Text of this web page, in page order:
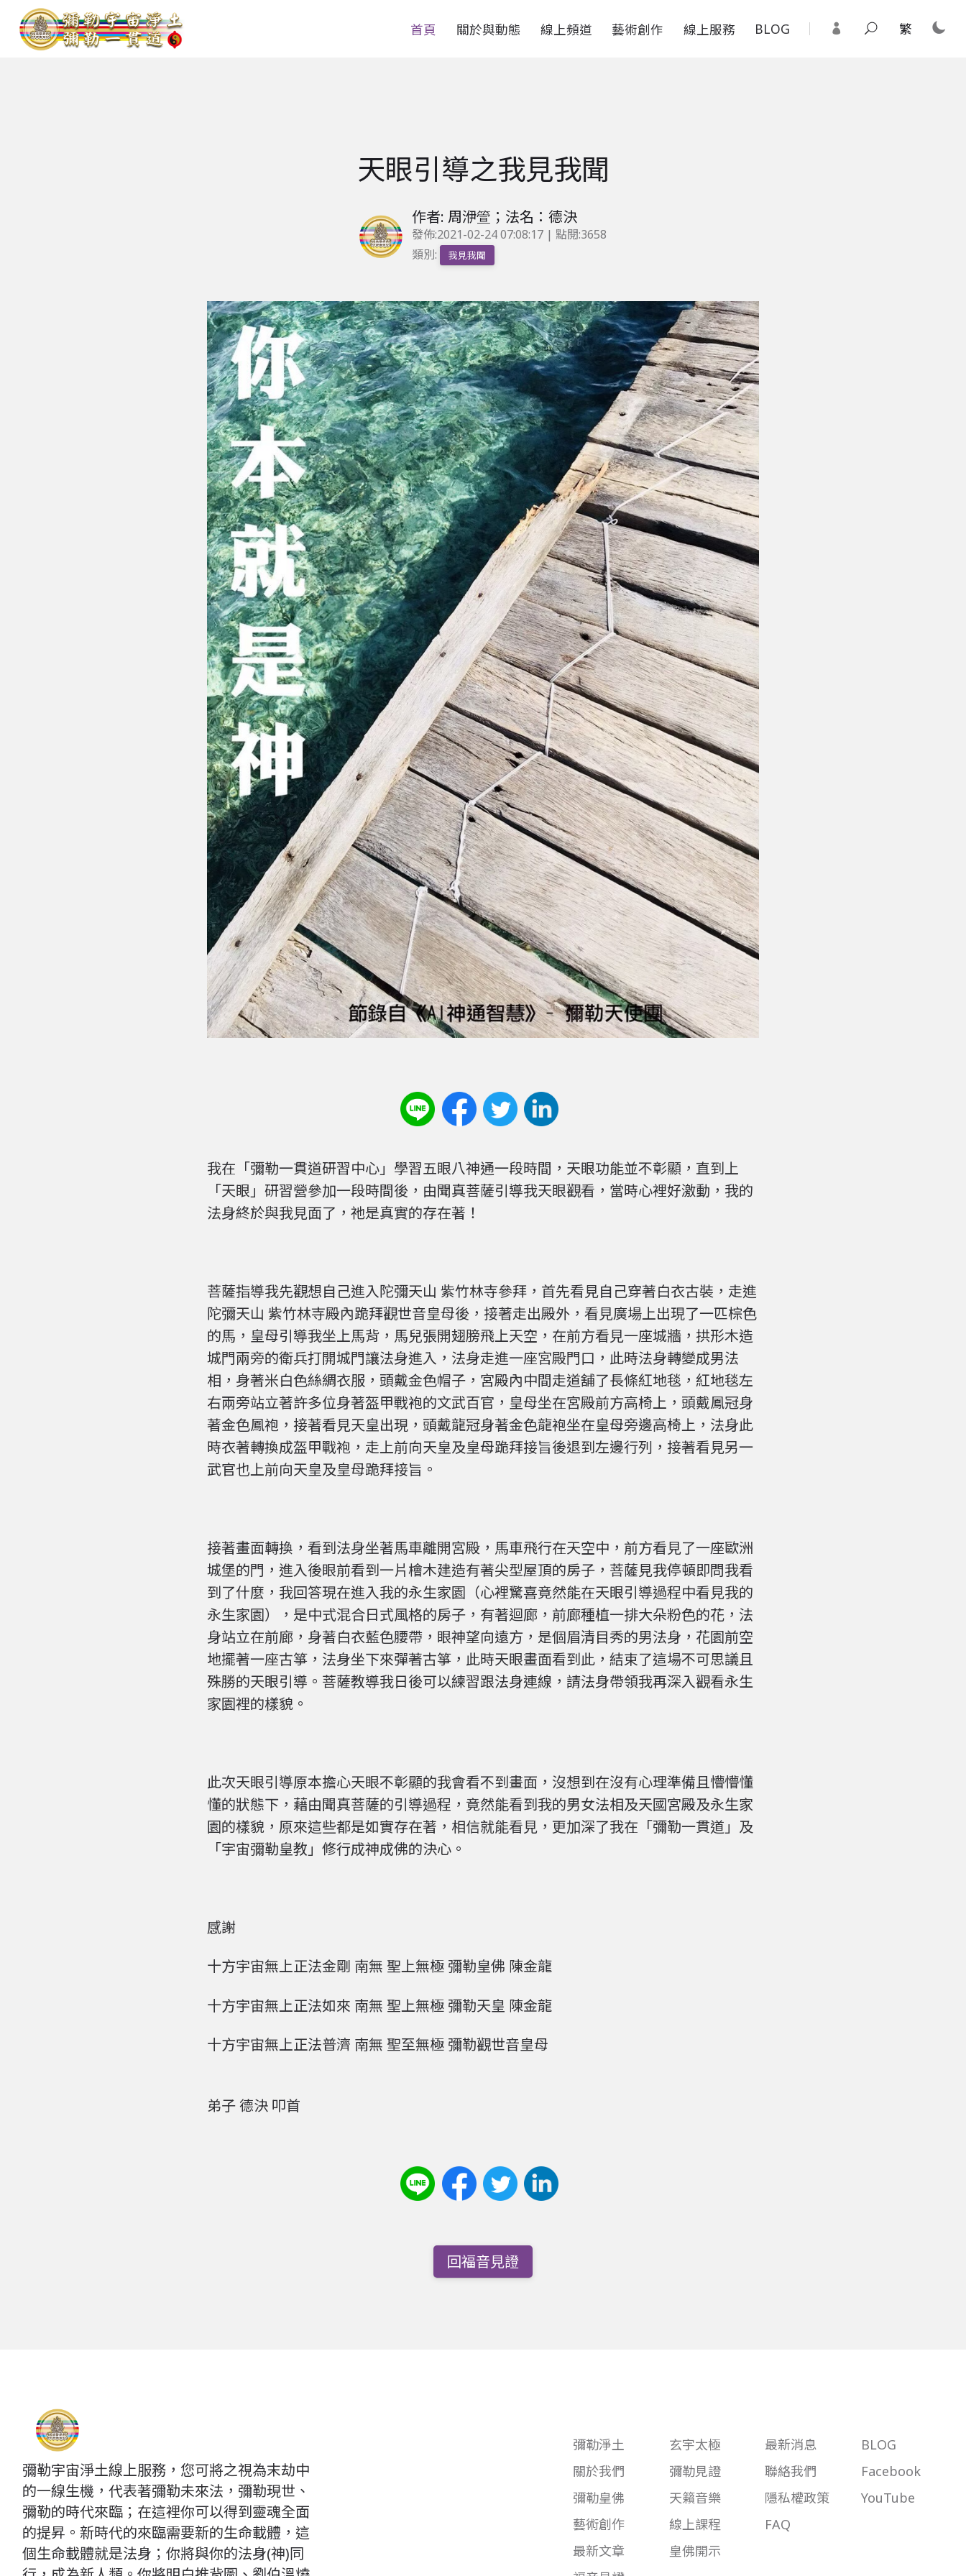
首頁 關於與動態 線上頻道 藝術創作 線上服務 BLOG 繁
天眼引導之我見我聞
作者: 周洢箮；法名：德決
發佈:2021-02-24 07:08:17| 點閱:3658
類別:
我見我聞
我在「彌勒一貫道研習中心」學習五眼八神通一段時間，天眼功能並不彰顯，直到上
「天眼」研習營參加一段時間後，由聞真菩薩引導我天眼觀看，當時心裡好激動，我的
法身終於與我見面了，祂是真實的存在著！
菩薩指導我先觀想自己進入陀彌天山 紫竹林寺參拜，首先看見自己穿著白衣古裝，走進
陀彌天山 紫竹林寺殿內跪拜觀世音皇母後，接著走出殿外，看見廣場上出現了一匹棕色
的馬，皇母引導我坐上馬背，馬兒張開翅膀飛上天空，在前方看見一座城牆，拱形木造
城門兩旁的衛兵打開城門讓法身進入，法身走進一座宮殿門口，此時法身轉變成男法
相，身著米白色絲綢衣服，頭戴金色帽子，宮殿內中間走道舖了長條紅地毯，紅地毯左
右兩旁站立著許多位身著盔甲戰袍的文武百官，皇母坐在宮殿前方高椅上，頭戴鳳冠身
著金色鳳袍，接著看見天皇出現，頭戴龍冠身著金色龍袍坐在皇母旁邊高椅上，法身此
時衣著轉換成盔甲戰袍，走上前向天皇及皇母跪拜接旨後退到左邊行列，接著看見另一
武官也上前向天皇及皇母跪拜接旨。
接著畫面轉換，看到法身坐著馬車離開宮殿，馬車飛行在天空中，前方看見了一座歐洲
城堡的門，進入後眼前看到一片檜木建造有著尖型屋頂的房子，菩薩見我停頓即問我看
到了什麼，我回答現在進入我的永生家園（心裡驚喜竟然能在天眼引導過程中看見我的
永生家園），是中式混合日式風格的房子，有著迴廊，前廊種植一排大朵粉色的花，法
身站立在前廊，身著白衣藍色腰帶，眼神望向遠方，是個眉清目秀的男法身，花園前空
地擺著一座古箏，法身坐下來彈著古箏，此時天眼畫面看到此，結束了這場不可思議且
殊勝的天眼引導。菩薩教導我日後可以練習跟法身連線，請法身帶領我再深入觀看永生
家園裡的樣貌。
此次天眼引導原本擔心天眼不彰顯的我會看不到畫面，沒想到在沒有心理準備且懵懵懂
懂的狀態下，藉由聞真菩薩的引導過程，竟然能看到我的男女法相及天國宮殿及永生家
園的樣貌，原來這些都是如實存在著，相信就能看見，更加深了我在「彌勒一貫道」及
「宇宙彌勒皇教」修行成神成佛的決心。
感謝
十方宇宙無上正法金剛 南無 聖上無極 彌勒皇佛 陳金龍
十方宇宙無上正法如來 南無 聖上無極 彌勒天皇 陳金龍
十方宇宙無上正法普濟 南無 聖至無極 彌勒觀世音皇母
弟子 德決 叩首
回福音見證
彌勒宇宙淨土線上服務，您可將之視為末劫中
的一線生機，代表著彌勒未來法，彌勒現世、
彌勒的時代來臨；在這裡你可以得到靈魂全面
的提昇。新時代的來臨需要新的生命載體，這
個生命載體就是法身；你將與你的法身(神)同
彌勒淨土
關於我們
彌勒皇佛
藝術創作
最新文章
玄宇太極
彌勒見證
天籟音樂
線上課程
皇佛開示
最新消息
聯絡我們
隱私權政策
FAQ
BLOG
Facebook
YouTube